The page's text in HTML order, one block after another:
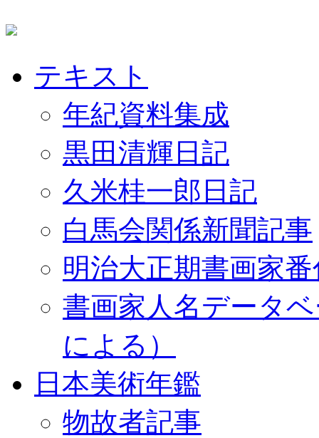
テキスト
年紀資料集成
黒田清輝日記
久米桂一郎日記
白馬会関係新聞記事
明治大正期書画家
書画家人名データ
による）
日本美術年鑑
物故者記事